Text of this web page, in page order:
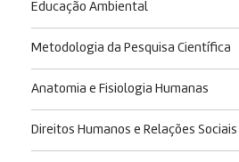
Educação Ambiental
Metodologia da Pesquisa Científica
Anatomia e Fisiologia Humanas
Direitos Humanos e Relações Sociais